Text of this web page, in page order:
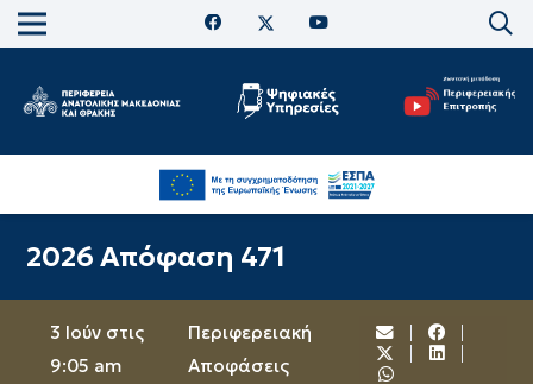
2026 Απόφαση 471
3 Ιούν στις
9:05 am
Περιφερειακή
Αποφάσεις